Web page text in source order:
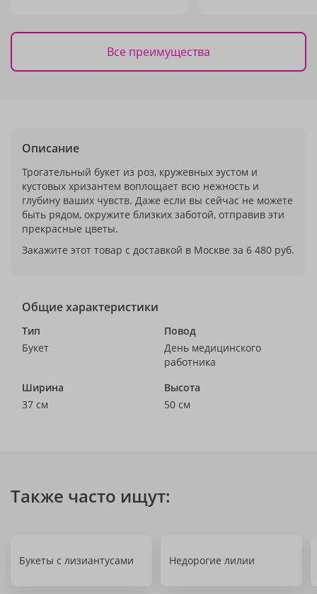
Все преимущества
Описание
Трогательный букет из роз, кружевных эустом и
кустовых хризантем воплощает всю нежность и
глубину ваших чувств. Даже если вы сейчас не можете
быть рядом, окружите близких заботой, отправив эти
прекрасные цветы.
Закажите этот товар с доставкой в Москве за 6 480 руб.
Общие характеристики
Тип
Букет
Повод
День медицинского
работника
Ширина
37 см
Высота
50 см
Также часто ищут:
Букеты с лизиантусами Недорогие лилии